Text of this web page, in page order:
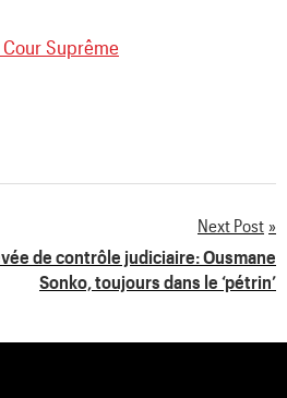
Suprême
Next Post
de contrôle judiciaire: Ousmane
Sonko, toujours dans le ‘pétrin’